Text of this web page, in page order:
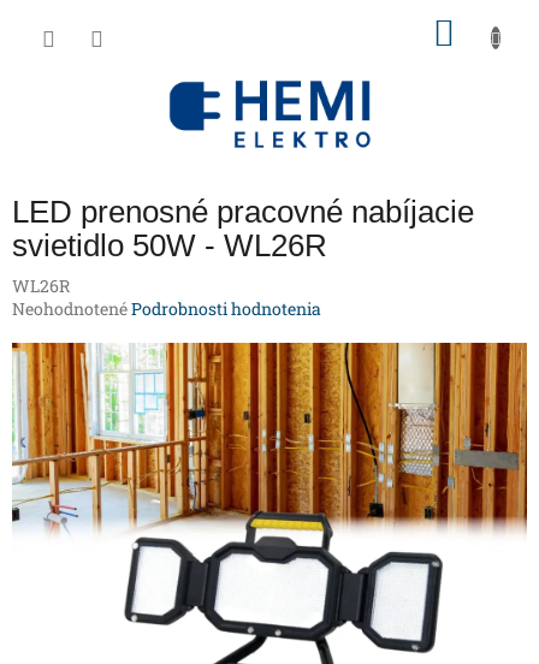
LED prenosné pracovné nabíjacie
svietidlo 50W - WL26R
WL26R
Priemerné
produktu
je
0,0
z
5
hviezdičiek.
NeohodnotenéPodrobnosti hodnotenia